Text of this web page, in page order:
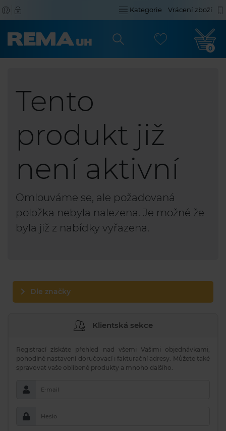
Kategorie Vrácení zboží
0
Tento
produkt již
není aktivní
Omlouváme se, ale požadovaná
položka nebyla nalezena. Je možné že
byla již z nabídky vyřazena.
Dle značky
Klientská sekce
Registrací získáte přehled nad všemi Vašimi objednávkami,
pohodlné nastavení doručovací i fakturační adresy. Můžete také
spravovat vaše oblíbené produkty a mnoho dalšího.
E-mail
Heslo